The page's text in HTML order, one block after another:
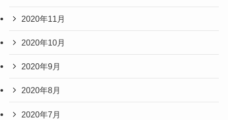
2020年11月
2020年10月
2020年9月
2020年8月
2020年7月